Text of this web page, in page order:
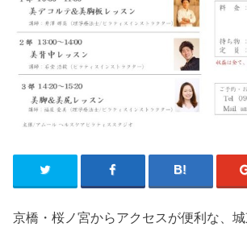
京橋・桜ノ宮からアクセスが便利な、